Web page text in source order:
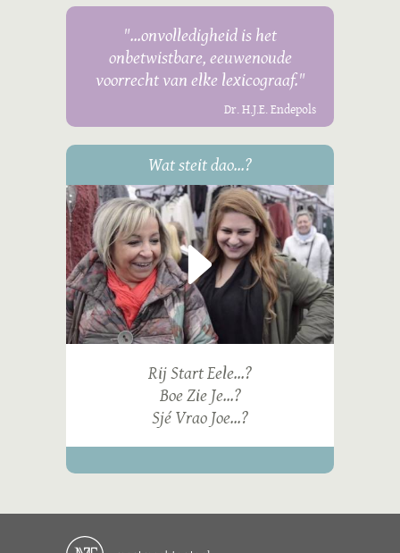
"...onvolledigheid is het
onbetwistbare, eeuwenoude
voorrecht van elke lexicograaf."
Dr. H.J.E. Endepols
Wat steit dao...?
Rij Start Eele...?
Boe Zie Je...?
Sjé Vrao Joe...?